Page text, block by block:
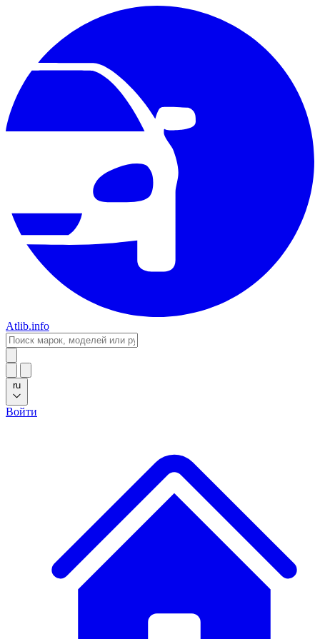
Atlib.info
ru
Войти